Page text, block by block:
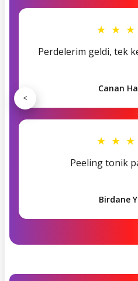
★ ★
Perdelerim geldi, tek
Canan
★ ★
Peeling tonik
Birdane
<